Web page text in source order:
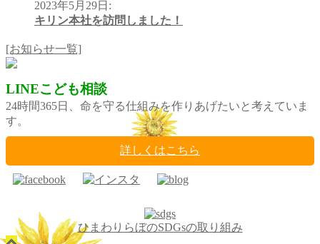
2023年5月29日 :
キリン本社を訪問しました！
[お知らせ一覧]
LINEこども相談
24時間365日、命を守る仕組みを作りあげたいと考えていま
す。
詳しくはこちら
ひまわりらぼのSDGsの取り組み